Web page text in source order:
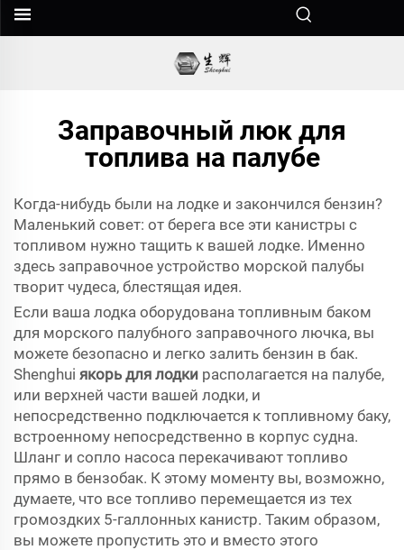
Заправочный люк для
топлива на палубе
Когда-нибудь были на лодке и закончился бензин?
Маленький совет: от берега все эти канистры с
топливом нужно тащить к вашей лодке. Именно
здесь заправочное устройство морской палубы
творит чудеса, блестящая идея.
Если ваша лодка оборудована топливным баком
для морского палубного заправочного лючка, вы
можете безопасно и легко залить бензин в бак.
Shenghui якорь для лодки располагается на палубе,
или верхней части вашей лодки, и
непосредственно подключается к топливному баку,
встроенному непосредственно в корпус судна.
Шланг и сопло насоса перекачивают топливо
прямо в бензобак. К этому моменту вы, возможно,
думаете, что все топливо перемещается из тех
громоздких 5-галлонных канистр. Таким образом,
вы можете пропустить это и вместо этого